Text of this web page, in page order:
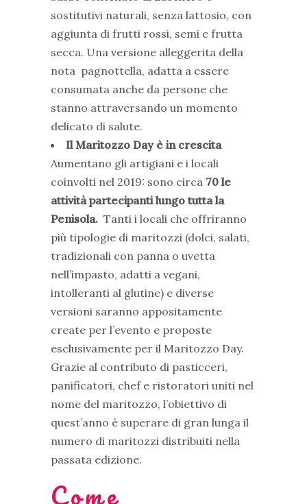
sostitutivi naturali, senza lattosio, con
aggiunta di frutti rossi, semi e frutta
secca. Una versione alleggerita della
nota pagnottella, adatta a essere
consumata anche da persone che
stanno attraversando un momento
delicato di salute.
Il Maritozzo Day è in crescita
Aumentano gli artigiani e i locali
coinvolti nel 2019: sono circa 70 le
attività partecipanti lungo tutta la
Penisola. Tanti i locali che offriranno
più tipologie di maritozzi (dolci, salati,
tradizionali con panna o uvetta
nell’impasto, adatti a vegani,
intolleranti al glutine) e diverse
versioni saranno appositamente
create per l’evento e proposte
esclusivamente per il Maritozzo Day.
Grazie al contributo di pasticceri,
panificatori, chef e ristoratori uniti nel
nome del maritozzo, l’obiettivo di
quest’anno è superare di gran lunga il
numero di maritozzi distribuiti nella
passata edizione.
Come